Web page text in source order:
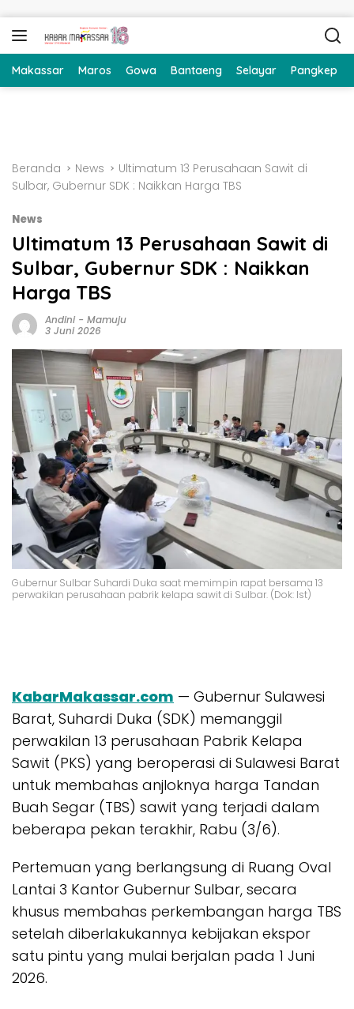
Makassar Maros Gowa Bantaeng Selayar Pangkep
Beranda News
Ultimatum 13 Perusahaan Sawit di
Sulbar, Gubernur SDK : Naikkan Harga TBS
News
Ultimatum 13 Perusahaan Sawit di
Sulbar, Gubernur SDK : Naikkan
Harga TBS
Andini- Mamuju
3 Juni 2026
Gubernur Sulbar Suhardi Duka saat memimpin rapat bersama 13
perwakilan perusahaan pabrik kelapa sawit di Sulbar. (Dok: Ist)
KabarMakassar.com — Gubernur Sulawesi
Barat, Suhardi Duka (SDK) memanggil
perwakilan 13 perusahaan Pabrik Kelapa
Sawit (PKS) yang beroperasi di Sulawesi Barat
untuk membahas anjloknya harga Tandan
Buah Segar (TBS) sawit yang terjadi dalam
beberapa pekan terakhir, Rabu (3/6).
Pertemuan yang berlangsung di Ruang Oval
Lantai 3 Kantor Gubernur Sulbar, secara
khusus membahas perkembangan harga TBS
setelah diberlakukannya kebijakan ekspor
satu pintu yang mulai berjalan pada 1 Juni
2026.